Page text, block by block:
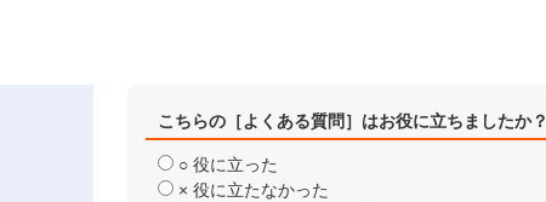
こちらの［よくある質問］はお役に立ちましたか？
○ 役に立った
× 役に立たなかった